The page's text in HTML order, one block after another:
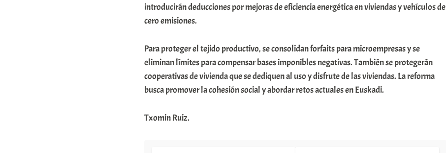
introducirán deducciones por mejoras de eficiencia energética en viviendas y vehículos de
cero emisiones.
Para proteger el tejido productivo, se consolidan forfaits para microempresas y se
eliminan límites para compensar bases imponibles negativas. También se protegerán
cooperativas de vivienda que se dediquen al uso y disfrute de las viviendas. La reforma
busca promover la cohesión social y abordar retos actuales en Euskadi.
Txomin Ruiz.